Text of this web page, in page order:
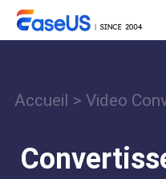
Accueil > Video